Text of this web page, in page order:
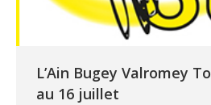
L’Ain Bugey Valromey
au 16 juillet